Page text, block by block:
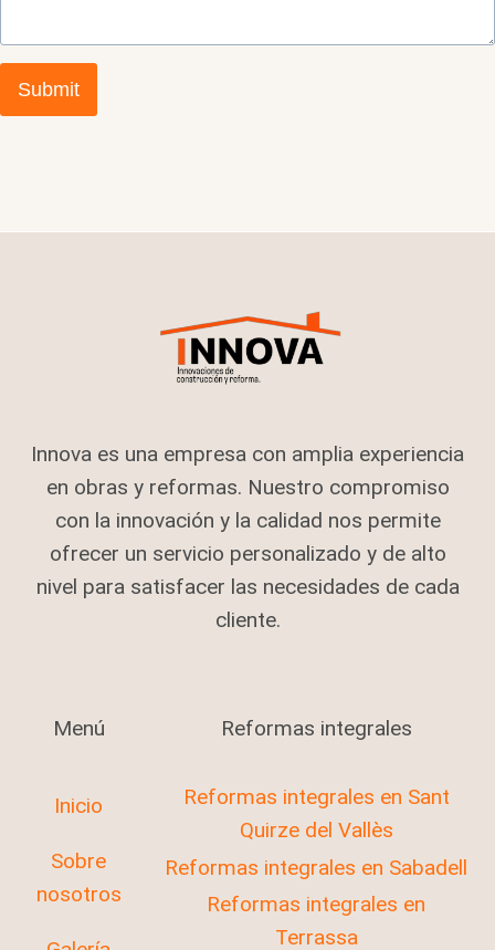
Submit
Innova es una empresa con amplia experiencia
en obras y reformas. Nuestro compromiso
con la innovación y la calidad nos permite
ofrecer un servicio personalizado y de alto
nivel para satisfacer las necesidades de cada
cliente.
Menú
Inicio
Sobre
nosotros
Reformas integrales
Reformas integrales en Sant
Quirze del Vallès
Reformas integrales en Sabadell
Reformas integrales en
Terrassa